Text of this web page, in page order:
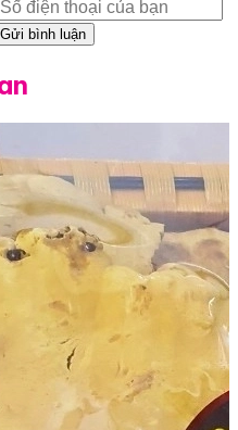
Gửi bình luận